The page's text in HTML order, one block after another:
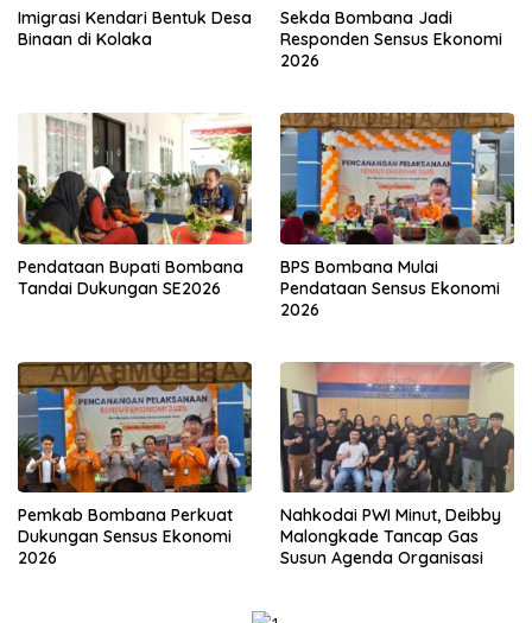
Imigrasi Kendari Bentuk Desa
Binaan di Kolaka
Sekda Bombana Jadi
Responden Sensus Ekonomi
2026
Pendataan Bupati Bombana
Tandai Dukungan SE2026
BPS Bombana Mulai
Pendataan Sensus Ekonomi
2026
Pemkab Bombana Perkuat
Dukungan Sensus Ekonomi
2026
Nahkodai PWI Minut, Deibby
Malongkade Tancap Gas
Susun Agenda Organisasi